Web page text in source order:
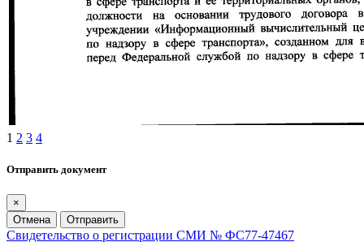
1 2 3 4
Отправить документ
×
Отмена
Отправить
Свидетельство о регистрации СМИ № ФС77-47467